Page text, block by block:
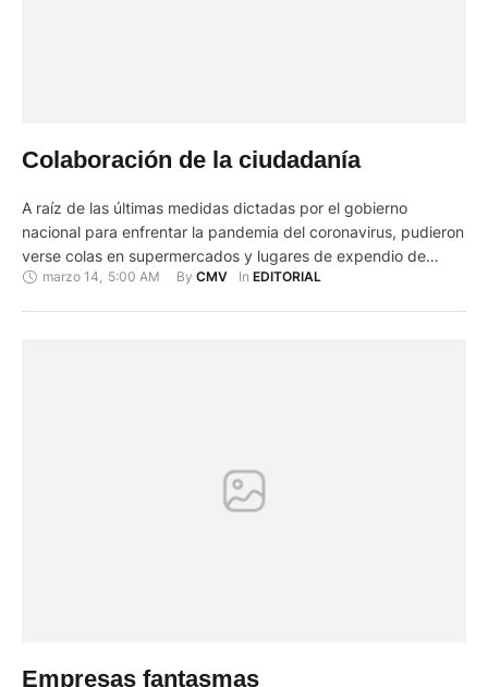
Colaboración de la ciudadanía
A raíz de las últimas medidas dictadas por el gobierno
nacional para enfrentar la pandemia del coronavirus, pudieron
verse colas en supermercados y lugares de expendio de
víveres, así como de artículos de primera necesidad.
marzo 14 5:00 AM By CMV In EDITORIAL
Empresas fantasmas